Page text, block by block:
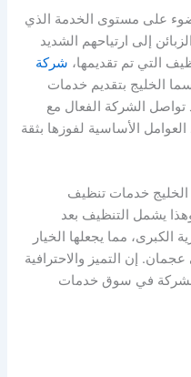
على مستوى الخدمة الذي
إلى ارتياحهم الشديد
التي تم تقديمها، شركة
الخليج بتقديم خدمات
تواصل الشركة الفعال مع
العوامل الأساسية لفوزها بثقة
خدمات تنظيف
يشمل التنظيف بعد
الكبرى، مما يجعلها الخيار
إن التميز والاحترافية
الشركة في سوق خدمات